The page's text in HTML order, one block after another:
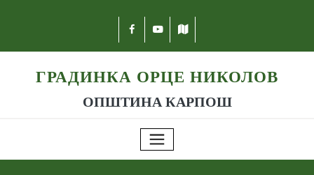
ГРАДИНКА ОРЦЕ НИКОЛОВ
ОПШТИНА КАРПОШ